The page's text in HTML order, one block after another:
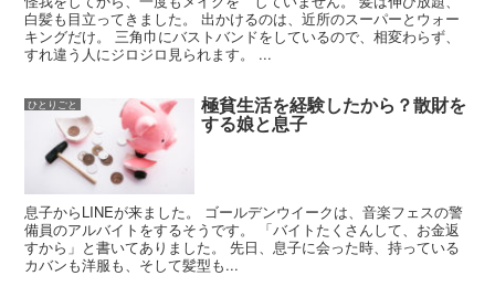
白髪も目立ってきました。 出かけるのは、近所のスーパーとウォー
キングだけ。 三角巾にバストバンドをしているので、相変わらず、
すれ違う人にジロジロ見られます。 ...
ひとりごと 極貧生活を経験したから？散財を
する娘と息子
息子からLINEが来ました。 ゴールデンウイークは、音楽フェスの警
備員のアルバイトをするそうです。 「バイトたくさんして、お金返
すから」と書いてありました。 先日、息子に会った時、持っている
カバンも洋服も、そして髪型も...